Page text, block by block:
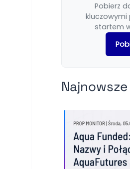
Pobierz
kluczowymi
startem